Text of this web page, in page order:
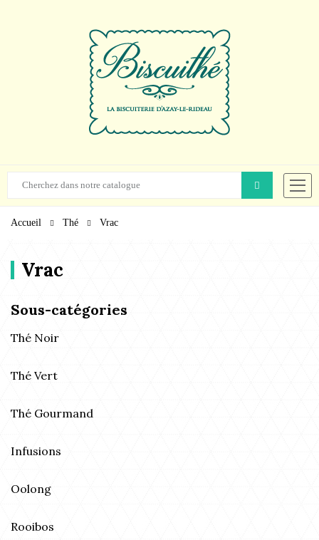
Accueil Thé Vrac
Vrac
Sous-catégories
Thé Noir
Thé Vert
Thé Gourmand
Infusions
Oolong
Rooibos